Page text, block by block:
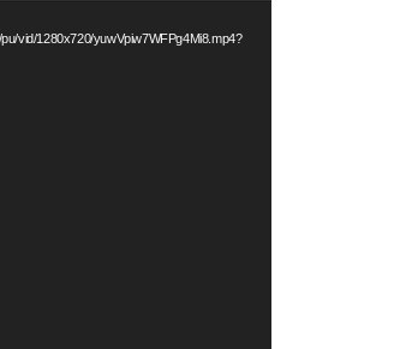
vid/1280x720/yuwVpiw7WFPg4Mi8.mp4?